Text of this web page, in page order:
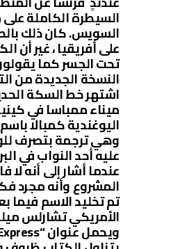
السيطرة الكاملة
السويس. كان ذلك
على أفريقيا ، غير أن
تحت الجسر كما
النسخة الجديدة من
اشتهر خط السكة
ميناء ممباسا في
اليوغندية كمبالا
وهي ترجمة بتصرف
عليه أحد النواب في
عندما أشار إلى أنه لا
تم تخليد الاسم فيما